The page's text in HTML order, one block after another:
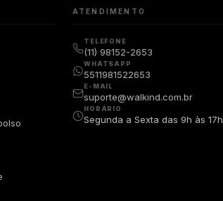
ATENDIMENTO
TELEFONE
(11) 98152-2653
WHATSAPP
5511981522653
E-MAIL
suporte@walkind.com.br
HORÁRIO
Segunda a Sexta das 9h às 17h